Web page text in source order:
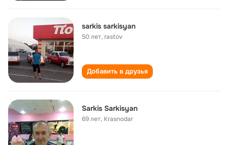
sarkis sarkisyan
50 лет,rastov
Добавить в друзья
Sarkis Sarkisyan
69 лет, Krasnodar